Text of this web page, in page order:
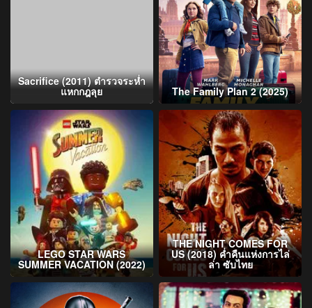
Sacrifice (2011) ตำรวจระห่ำ
แหกกฎลุย The Family Plan 2 (2025)
LEGO STAR WARS
SUMMER VACATION (2022)
THE NIGHT COMES FOR
US (2018) ค่ำคืนแห่งการไล่
ล่า ซับไทย